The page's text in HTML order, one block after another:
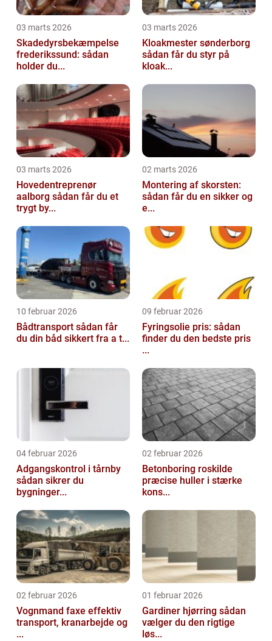
03 marts 2026
Skadedyrsbekæmpelse
frederikssund: sådan
holder du...
03 marts 2026
Kloakmester sønderborg
sådan får du styr på
kloak...
03 marts 2026
Hovedentreprenør
aalborg sådan får du et
trygt by...
02 marts 2026
Montering af skorsten:
sådan får du en sikker og
e...
10 februar 2026
Bådtransport sådan får
du din båd sikkert fra a t...
09 februar 2026
Fyringsolie pris: sådan
finder du den bedste pris
...
04 februar 2026
Adgangskontrol i tårnby
sådan sikrer du
bygninger...
02 februar 2026
Betonboring roskilde
præcise huller i stærke
kons...
02 februar 2026
Vognmand faxe effektiv
transport, kranarbejde og
...
01 februar 2026
Gardiner hjørring sådan
vælger du den rigtige
løs...